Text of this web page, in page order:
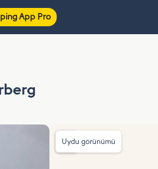
App Pro
Uydu görünümü